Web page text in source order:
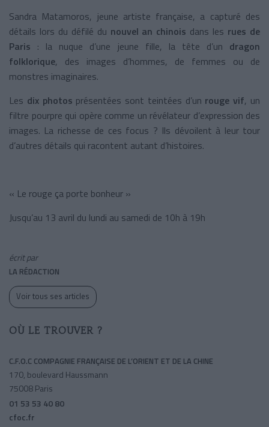
Sandra Matamoros, jeune artiste française, a capturé des
détails lors du défilé du nouvel an chinois dans les rues de
Paris : la nuque d’une jeune fille, la tête d’un dragon
folklorique, des images d’hommes, de femmes ou de
monstres imaginaires.
Les dix photos présentées sont teintées d’un rouge vif, un
filtre pourpre qui opère comme un révélateur d’expression des
images. La richesse de ces focus ? Ils dévoilent à leur tour
d’autres détails qui racontent autant d’histoires.
« Le rouge ça porte bonheur »
Jusqu’au 13 avril du lundi au samedi de 10h à 19h
écrit par
LA RÉDACTION
Voir tous ses articles
OÙ LE TROUVER ?
C.F.O.C COMPAGNIE FRANÇAISE DE L’ORIENT ET DE LA CHINE
170, boulevard Haussmann
75008 Paris
01 53 53 40 80
cfoc.fr